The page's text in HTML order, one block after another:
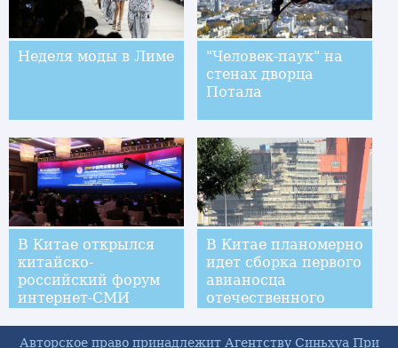
Неделя моды в Лиме
"Человек-паук" на
стенах дворца
Потала
В Китае открылся
китайско-
российский форум
интернет-СМИ
В Китае планомерно
идет сборка первого
авианосца
отечественного
Авторское право принадлежит Агентству Синьхуа При